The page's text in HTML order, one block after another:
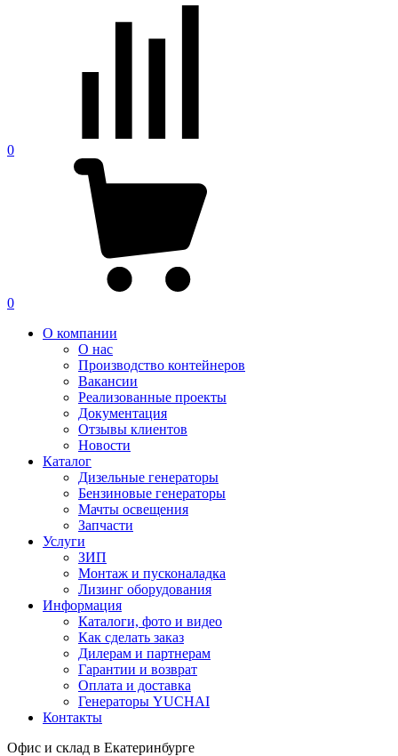
0
0
О компании
О нас
Производство контейнеров
Вакансии
Реализованные проекты
Документация
Отзывы клиентов
Новости
Каталог
Дизельные генераторы
Бензиновые генераторы
Мачты освещения
Запчасти
Услуги
ЗИП
Монтаж и пусконаладка
Лизинг оборудования
Информация
Каталоги, фото и видео
Как сделать заказ
Дилерам и партнерам
Гарантии и возврат
Оплата и доставка
Генераторы YUCHAI
Контакты
Офис и склад в Екатеринбурге